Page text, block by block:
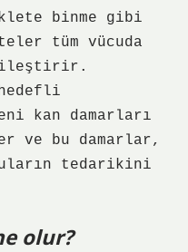
binme gibi
tüm vücuda
kan damarları
ve bu damarlar,
tedarikini
olur?